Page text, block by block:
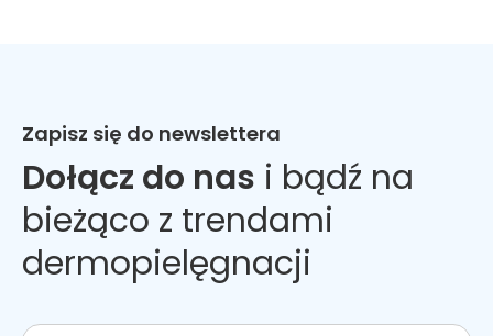
Zapisz się do newslettera
Dołącz do nas i bądź na
bieżąco z trendami
dermopielęgnacji